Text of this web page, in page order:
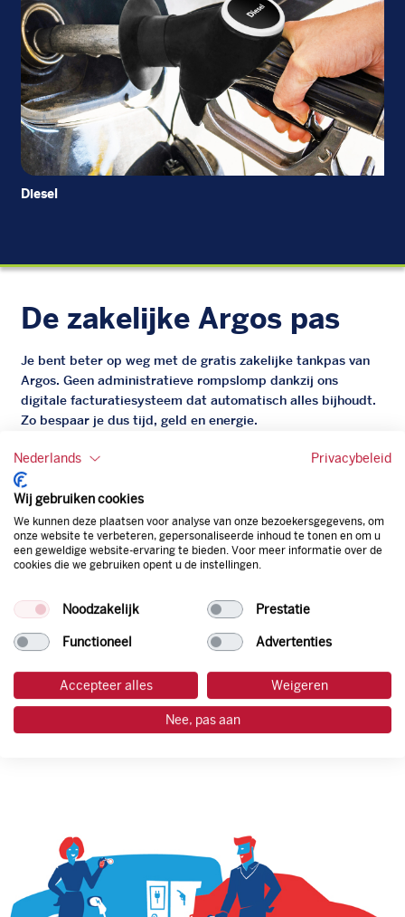
Diesel
De zakelijke Argos pas
Je bent beter op weg met de gratis zakelijke tankpas van
Argos. Geen administratieve rompslomp dankzij ons
digitale facturatiesysteem dat automatisch alles bijhoudt.
Zo bespaar je dus tijd, geld en energie.
Onze tankpas is super flexibel, zo geniet je van het gemak
van een flexibele limiet, zit je niet vast aan een contract en
bepaal je zelf of er wel of geen andere producten dan
brandstof mee betaalt kunnen worden.
Bovendien profiteer je altijd van een gegarandeerde
korting. Mocht de pompprijs toch lager zijn dan betaal je
van de laagste prijs.
laadpas aanvragen
Nederlands Privacybeleid
Wij gebruiken cookies
We kunnen deze plaatsen voor analyse van onze bezoekersgegevens, om
onze website te verbeteren, gepersonaliseerde inhoud te tonen en om u
een geweldige website-ervaring te bieden. Voor meer informatie over de
cookies die we gebruiken opent u de instellingen.
Noodzakelijk Prestatie
Functioneel Advertenties
Accepteer alles Weigeren
Nee, pas aan